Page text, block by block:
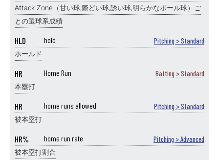
Attack Zone（甘い球,際どい球,誘い球,明らかなボール球）ご
との選球系成績
HLD hold Pitching > Standard
ホールド
HR Home Run Batting > Standard
本塁打
HR home runs allowed Pitching > Standard
被本塁打
HR% home run rate Pitching > Advanced
被本塁打割合